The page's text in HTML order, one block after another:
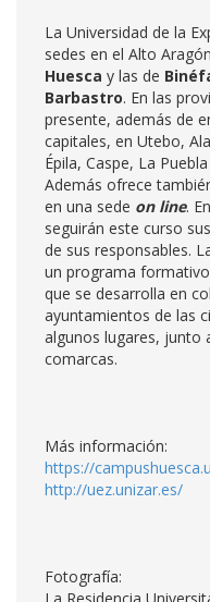
La Universidad de la
sedes en el Alto
Huesca y las de
Barbastro. En las
presente, además de
capitales, en Utebo,
Épila, Caspe, La
Además ofrece
en una sede on line.
seguirán este curso
de sus responsables.
un programa
que se desarrolla en
ayuntamientos de las
algunos lugares, junto
comarcas.
Más información:
https://
http://uez.unizar.es/
Fotografía: